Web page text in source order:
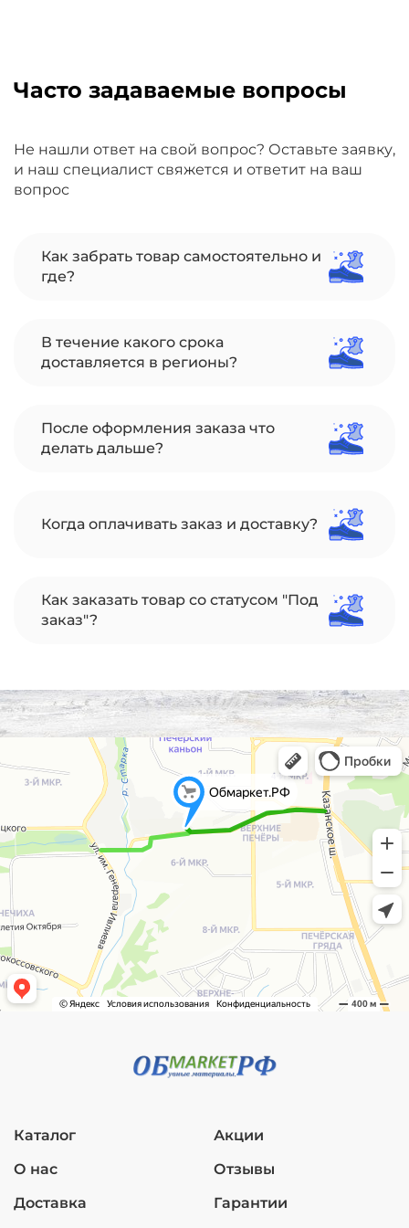
Часто задаваемые вопросы
Не нашли ответ на свой вопрос? Оставьте заявку,
и наш специалист свяжется и ответит на ваш
вопрос
Как забрать товар самостоятельно и
где?
В течение какого срока
доставляется в регионы?
После оформления заказа что
делать дальше?
Когда оплачивать заказ и доставку?
Как заказать товар со статусом "Под
заказ"?
Каталог
О нас
Доставка
Акции
Отзывы
Гарантии